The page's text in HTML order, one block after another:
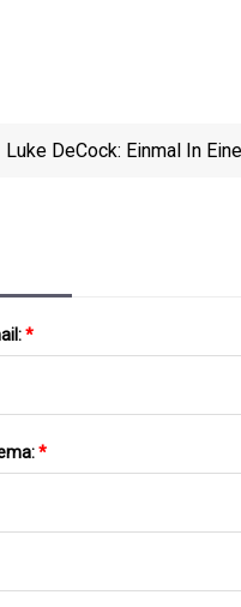
Luke DeCock: Einmal In
*
*